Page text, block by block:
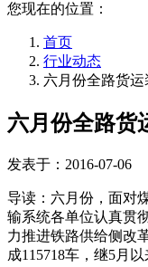
您现在的位置：
首页
行业动态
六月份全路货
六月份全路货
发表于： 2016-07-06
导读：六月份，面对
输系统各单位认真贯
力推进铁路供给侧改
成115718车，继5月